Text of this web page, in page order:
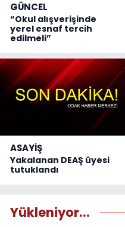
GÜNCEL
“Okul alışverişinde
yerel esnaf tercih
edilmeli”
ASAYİŞ
Yakalanan DEAŞ üyesi
tutuklandı
Yükleniyor...